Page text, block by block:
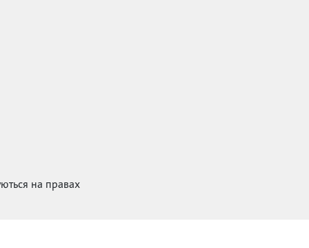
на правах